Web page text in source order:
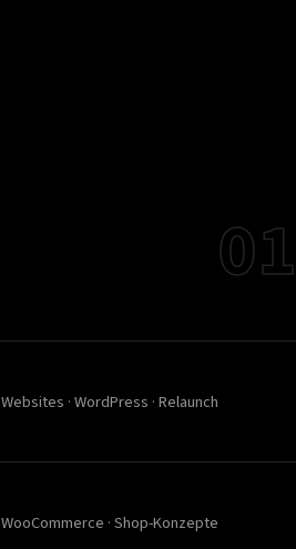
01
Websites · WordPress · Relaunch
WooCommerce · Shop-Konzepte